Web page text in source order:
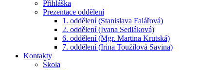
Přihláška
Prezentace oddělení
1. oddělení (Stanislava Falářová)
2. oddělení (Ivana Sedláková)
6. oddělení (Mgr. Martina Krutská)
7. oddělení (Irina Toužilová Savina)
Kontakty
Škola